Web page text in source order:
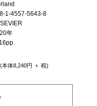
1-4557-5643-8
年
(本体8,240円 ＋ 税)